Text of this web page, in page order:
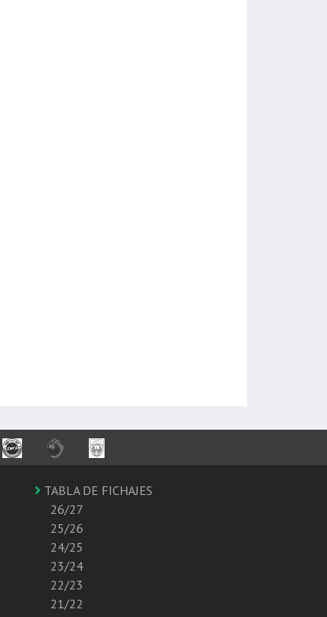
TABLA DE FICHAJES
26/27
25/26
24/25
23/24
22/23
21/22